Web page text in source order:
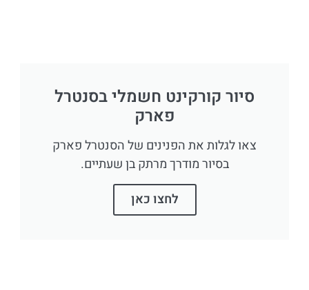
סיור קורקינט חשמלי בסנטרל
פארק
צאו לגלות את הפנינים של הסנטרל פארק
בסיור מודרך מרתק בן שעתיים.
לחצו כאן